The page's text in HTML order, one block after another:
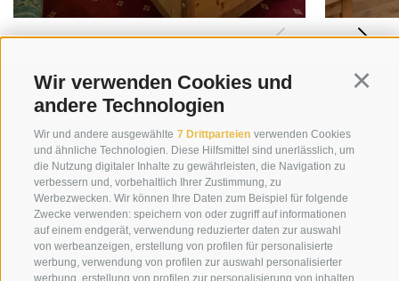
Wir verwenden Cookies und
andere Technologien
Wir und andere ausgewählte 7 Drittparteien verwenden Cookies
und ähnliche Technologien. Diese Hilfsmittel sind unerlässlich, um
die Nutzung digitaler Inhalte zu gewährleisten, die Navigation zu
verbessern und, vorbehaltlich Ihrer Zustimmung, zu
Werbezwecken. Wir können Ihre Daten zum Beispiel für folgende
Zwecke verwenden: speichern von oder zugriff auf informationen
auf einem endgerät, verwendung reduzierter daten zur auswahl
von werbeanzeigen, erstellung von profilen für personalisierte
werbung, verwendung von profilen zur auswahl personalisierter
werbung, erstellung von profilen zur personalisierung von inhalten,
Hot-Whirlpool – blubberndes Erlebnis (gegen
Bezahlung)
Relaxzone – Entspannung pur
kuschelige Bademäntel
Sport- und Freizeitprogramm
FRÜHLING, SOMMER, HERBST
Verleih von Nordic-Walking-Stöcken und
Rucksäcken
Fahrrad-Verleih 150 m entfernt
HUNDE
willkommen! Unkostenbetrag: 15,00 € pro Tag ohne
Futter. Bitte bringen Sie eine Decke oder einen
Hundekorb mit und haben Sie Verständnis, dass Ihr
Vierbeiner zum Speiseraum, Aufenthaltsraum, Sky
Pool und Wellnessbereich keinen Zutritt hat.
Eventuelle Schäden oder Spezialreinigung bei Abreise
werden extra in Rechnung gestellt.
schriftlich erfolgen.